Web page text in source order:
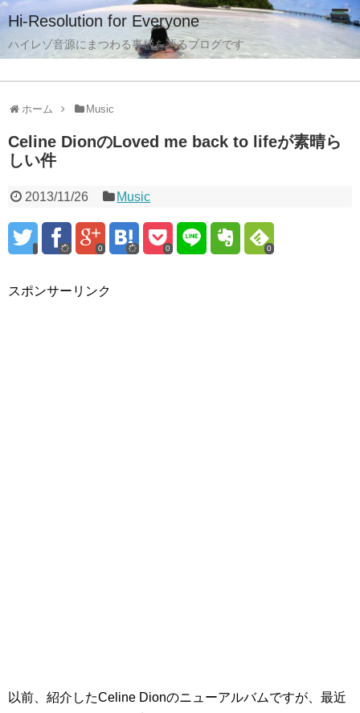
Hi-Resolution for Everyone
ハイレゾ音源にまつわる事柄を語るブログです
ホーム Music
Celine DionのLoved me back to lifeが素晴ら
しい件
2013/11/26 Music
0 0 0
スポンサーリンク
以前、紹介したCeline Dionのニューアルバムですが、最近